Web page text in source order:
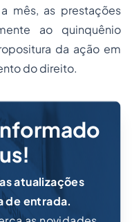
mês, as prestações
ao quinquênio
da ação em
do direito.
atualizações
de entrada.